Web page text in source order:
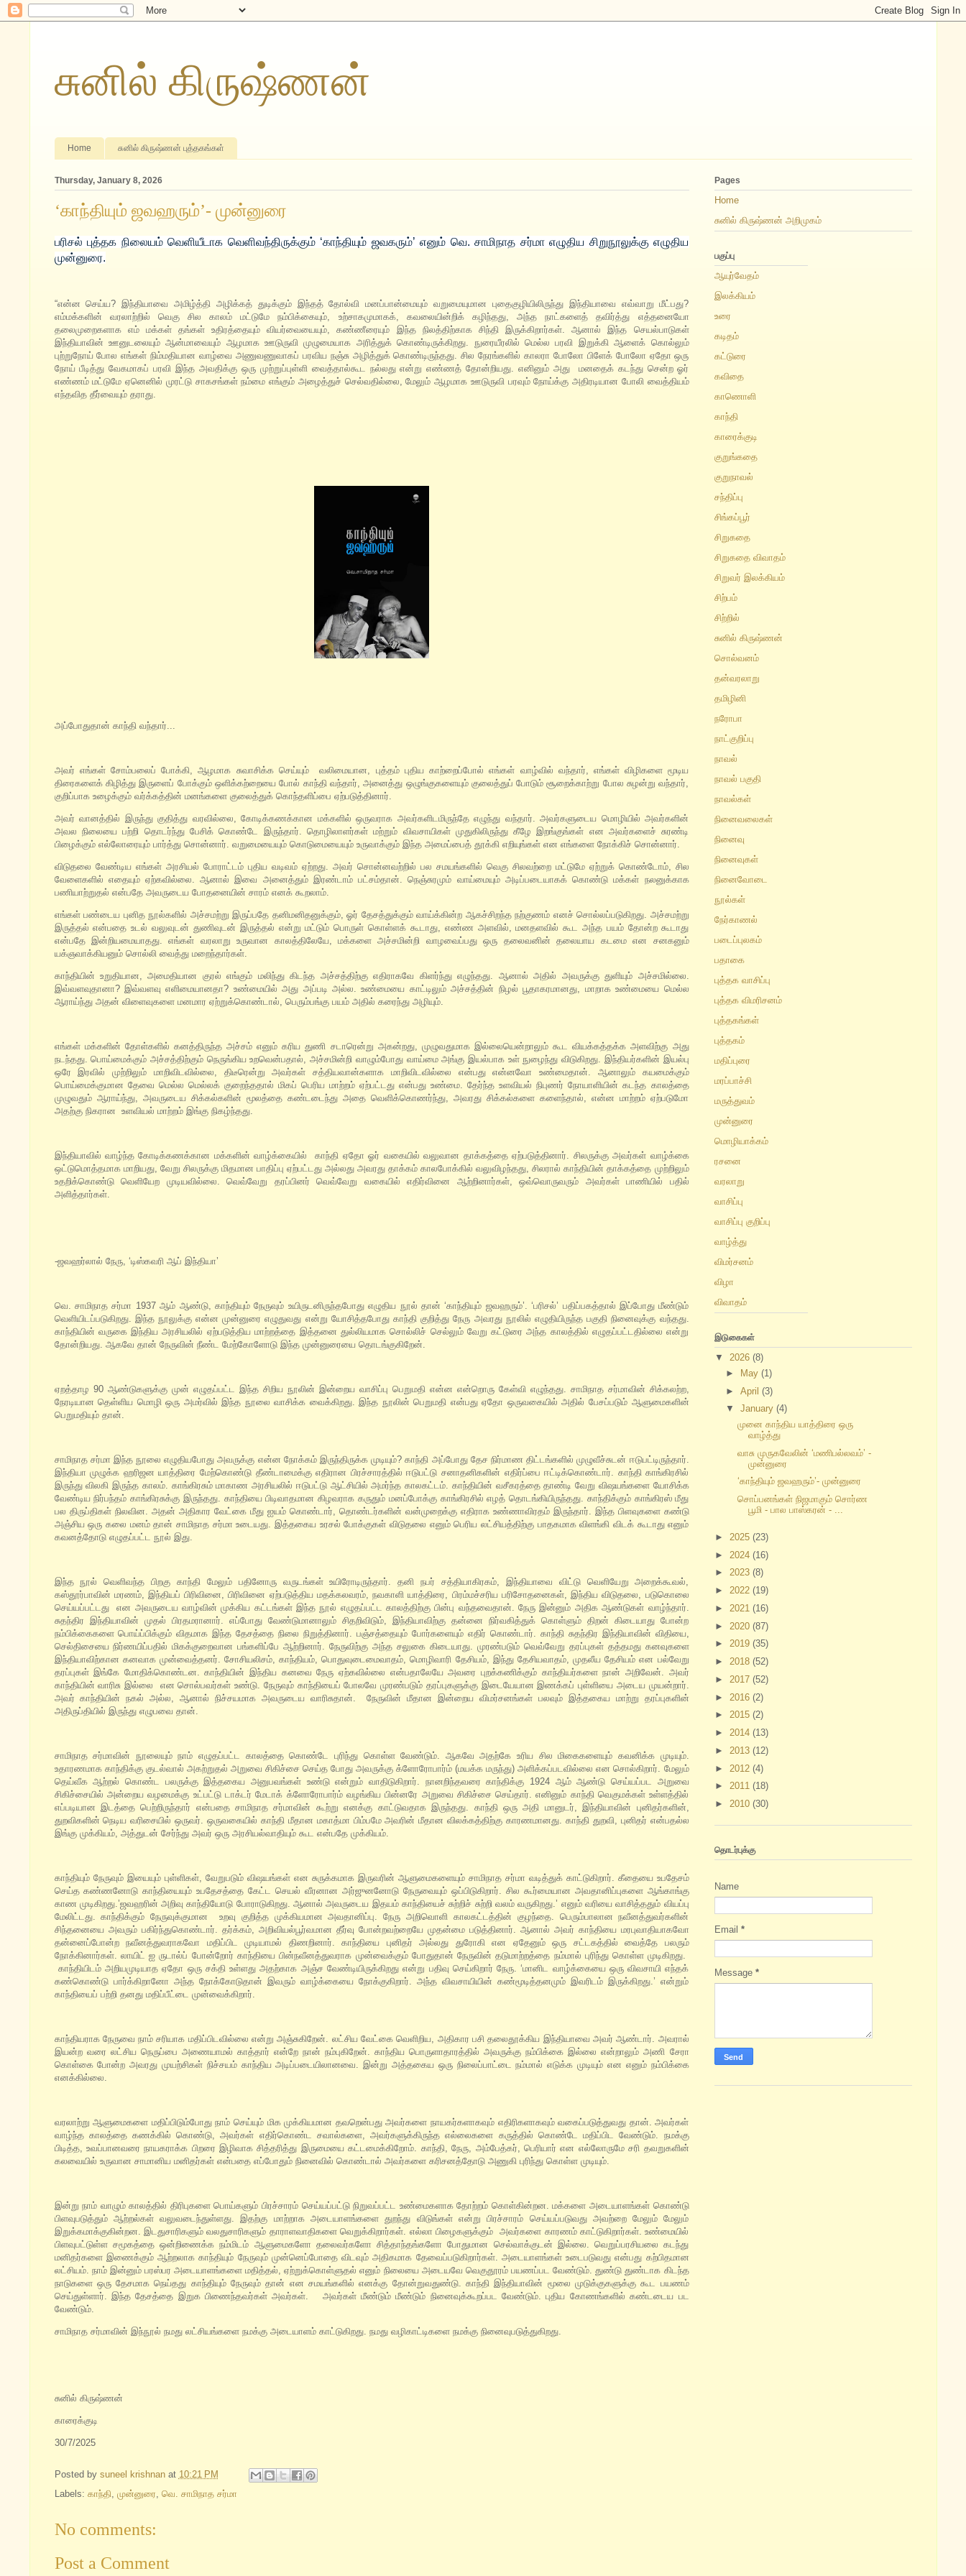
சுனில் கிருஷ்ணன்
Home சுனில் கிருஷ்ணன் புத்தகங்கள்
Thursday, January 8, 2026
‘காந்தியும் ஜவஹரும்’- முன்னுரை
பரிசல் புத்தக நிலையம் வெளியீடாக வெளிவந்திருக்கும் ‘காந்தியும் ஜவகரும்’ எனும் வெ. சாமிநாத சர்மா எழுதிய சிறுநூலுக்கு எழுதிய
முன்னுரை.
“என்ன செய்ய? இந்தியாவை அமிழ்த்தி அழிக்கத் துடிக்கும் இந்தத் தோல்வி மனப்பான்மையும் வறுமையுமான புதைகுழியிலிருந்து இந்தியாவை எவ்வாறு மீட்பது?
எம்மக்களின் வரலாற்றில் வெகு சில காலம் மட்டுமே நம்பிக்கையும், உற்சாகமுமாகக், கவலையின்றிக் கழிந்தது, அந்த நாட்களைத் தவிர்த்து எத்தனையோ
தலைமுறைகளாக எம் மக்கள் தங்கள் உதிரத்தையும் வியர்வையையும், கண்ணீரையும் இந்த நிலத்திற்காக சிந்தி இருக்கிறார்கள். ஆனால் இந்த செயல்பாடுகள்
இந்தியாவின் ஊனுடலையும் ஆன்மாவையும் ஆழமாக ஊடுருவி முழுமையாக அரித்துக் கொண்டிருக்கிறது. நுரையீரலில் மெல்ல பரவி இறுக்கி ஆளைக் கொல்லும்
புற்றுநோய் போல எங்கள் நிம்மதியான வாழ்வை அணுவணுவாகப் பரவிய நஞ்சு அழித்துக் கொண்டிருந்தது. சில நேரங்களில் காலரா போலோ பிளேக் போலோ ஏதோ ஒரு
நோய் பீடித்து வேகமாகப் பரவி இந்த அவதிக்கு ஒரு முற்றுப்புள்ளி வைத்தால்கூட நல்லது என்று எண்ணத் தோன்றியது. எனினும் அது மனதைக் கடந்து சென்ற ஓர்
எண்ணம் மட்டுமே ஏனெனில் முரட்டு சாகசங்கள் நம்மை எங்கும் அழைத்துச் செல்வதில்லை, மேலும் ஆழமாக ஊடுருவி பரவும் நோய்க்கு அதிரடியான போலி வைத்தியம்
எந்தவித தீர்வையும் தராது.
அப்போதுதான் காந்தி வந்தார்...
அவர் எங்கள் சோம்பலைப் போக்கி, ஆழமாக சுவாசிக்க செய்யும் வலிமையான, புத்தம் புதிய காற்றைப்போல் எங்கள் வாழ்வில் வந்தார், எங்கள் விழிகளை மூடிய
திரைகளைக் கிழித்து இருளைப் போக்கும் ஒளிக்கற்றையை போல் காந்தி வந்தார், அனைத்து ஒழுங்குகளையும் குலைத்துப் போடும் சூறைக்காற்று போல சுழன்று வந்தார்,
குறிப்பாக உழைக்கும் வர்க்கத்தின் மனங்களை குலைத்துக் கொந்தளிப்பை ஏற்படுத்தினார்.
அவர் வானத்தில் இருந்து குதித்து வரவில்லை, கோடிக்கணக்கான மக்களில் ஒருவராக அவர்களிடமிருந்தே எழுந்து வந்தார். அவர்களுடைய மொழியில் அவர்களின்
அவல நிலையை பற்றி தொடர்ந்து பேசிக் கொண்டே இருந்தார். தொழிலாளர்கள் மற்றும் விவசாயிகள் முதுகிலிருந்து கீழே இறங்குங்கள் என அவர்களைச் சுரண்டி
பிழைக்கும் எல்லோரையும் பார்த்து சொன்னார். வறுமையையும் கொடுமையையும் உருவாக்கும் இந்த அமைப்பைத் தூக்கி எறியுங்கள் என எங்களை நோக்கிச் சொன்னார்.
விடுதலை வேண்டிய எங்கள் அரசியல் போராட்டம் புதிய வடிவம் ஏற்றது. அவர் சொன்னவற்றில் பல சமயங்களில் வெகு சிலவற்றை மட்டுமே ஏற்றுக் கொண்டோம், சில
வேளைகளில் எதையும் ஏற்கவில்லை. ஆனால் இவை அனைத்தும் இரண்டாம் பட்சம்தான். நெஞ்சுரமும் வாய்மையும் அடிப்படையாகக் கொண்டு மக்கள் நலனுக்காக
பணியாற்றுதல் என்பதே அவருடைய போதனையின் சாரம் எனக் கூறலாம்.
எங்கள் பண்டைய புனித நூல்களில் அச்சமற்று இருப்பதே தனிமனிதனுக்கும், ஓர் தேசத்துக்கும் வாய்க்கின்ற ஆகச்சிறந்த நற்குணம் எனச் சொல்லப்படுகிறது. அச்சமற்று
இருத்தல் என்பதை உடல் வலுவுடன் துணிவுடன் இருத்தல் என்று மட்டும் பொருள் கொள்ளக் கூடாது, எண்ண அளவில், மனதளவில் கூட அந்த பயம் தோன்ற கூடாது
என்பதே இன்றியமையாதது. எங்கள் வரலாறு உருவான காலத்திலேயே, மக்களை அச்சமின்றி வாழவைப்பது ஒரு தலைவனின் தலையாய கடமை என சனகனும்
யக்ஞவாக்கியனும் சொல்லி வைத்து மறைந்தார்கள்.
காந்தியின் உறுதியான, அமைதியான குரல் எங்கும் மலிந்து கிடந்த அச்சத்திற்கு எதிராகவே கிளர்ந்து எழுந்தது. ஆனால் அதில் அவருக்கு துளியும் அச்சமில்லை.
இவ்வளவுதானா? இவ்வளவு எளிமையானதா? உண்மையில் அது அப்படி அல்ல. உண்மையை காட்டிலும் அச்சத்தின் நிழல் பூதாகரமானது, மாறாக உண்மையை மெல்ல
ஆராய்ந்து அதன் விளைவுகளை மனமார ஏற்றுக்கொண்டால், பெரும்பங்கு பயம் அதில் கரைந்து அழியும்.
எங்கள் மக்களின் தோள்களில் கனத்திருந்த அச்சம் எனும் கரிய துணி சடாரென்று அகன்றது, முழுவதுமாக இல்லையென்றாலும் கூட வியக்கத்தக்க அளவிற்கு அது
நடந்தது. பொய்மைக்கும் அச்சத்திற்கும் நெருங்கிய உறவென்பதால், அச்சமின்றி வாழும்போது வாய்மை அங்கு இயல்பாக உள் நுழைந்து விடுகிறது. இந்தியர்களின் இயல்பு
ஒரே இரவில் முற்றிலும் மாறிவிடவில்லை, திடீரென்று அவர்கள் சத்தியவான்களாக மாறிவிடவில்லை என்பது என்னவோ உண்மைதான். ஆனாலும் கயமைக்கும்
பொய்மைக்குமான தேவை மெல்ல மெல்லக் குறைந்ததால் மிகப் பெரிய மாற்றம் ஏற்பட்டது என்பது உண்மை. தேர்ந்த உளவியல் நிபுணர் நோயாளியின் கடந்த காலத்தை
முழுவதும் ஆராய்ந்து, அவருடைய சிக்கல்களின் மூலத்தை கண்டடைந்து அதை வெளிக்கொணர்ந்து, அவரது சிக்கல்களை களைந்தால், என்ன மாற்றம் ஏற்படுமோ
அதற்கு நிகரான உளவியல் மாற்றம் இங்கு நிகழ்ந்தது.
இந்தியாவில் வாழ்ந்த கோடிக்கணக்கான மக்களின் வாழ்க்கையில் காந்தி ஏதோ ஓர் வகையில் வலுவான தாக்கத்தை ஏற்படுத்தினார். சிலருக்கு அவர்கள் வாழ்க்கை
ஒட்டுமொத்தமாக மாறியது, வேறு சிலருக்கு மிதமான பாதிப்பு ஏற்பட்டது அல்லது அவரது தாக்கம் காலபோக்கில் வலுவிழந்தது, சிலரால் காந்தியின் தாக்கத்தை முற்றிலும்
உதறிக்கொண்டு வெளியேற முடியவில்லை. வெவ்வேறு தரப்பினர் வெவ்வேறு வகையில் எதிர்வினை ஆற்றினார்கள், ஒவ்வொருவரும் அவர்கள் பாணியில் பதில்
அளித்தார்கள்.
-ஜவஹர்லால் நேரு, ‘டிஸ்கவரி ஆப் இந்தியா’
வெ. சாமிநாத சர்மா 1937 ஆம் ஆண்டு, காந்தியும் நேருவும் உயிருடனிருந்தபோது எழுதிய நூல் தான் ‘காந்தியும் ஜவஹரும்’. ‘பரிசல்’ பதிப்பகத்தால் இப்போது மீண்டும்
வெளியிடப்படுகிறது. இந்த நூலுக்கு என்ன முன்னுரை எழுதுவது என்று யோசித்தபோது காந்தி குறித்து நேரு அவரது நூலில் எழுதியிருந்த பகுதி நினைவுக்கு வந்தது.
காந்தியின் வருகை இந்திய அரசியலில் ஏற்படுத்திய மாற்றத்தை இத்தனை துல்லியமாக சொல்லிச் செல்லும் வேறு கட்டுரை அந்த காலத்தில் எழுதப்பட்டதில்லை என்று
தோன்றியது. ஆகவே தான் நேருவின் நீண்ட மேற்கோளோடு இந்த முன்னுரையை தொடங்குகிறேன்.
ஏறத்தாழ 90 ஆண்டுகளுக்கு முன் எழுதப்பட்ட இந்த சிறிய நூலின் இன்றைய வாசிப்பு பெறுமதி என்ன என்றொரு கேள்வி எழுந்தது. சாமிநாத சர்மாவின் சிக்கலற்ற,
நேரடியான தெள்ளிய மொழி ஒரு அமர்வில் இந்த நூலை வாசிக்க வைக்கிறது. இந்த நூலின் பெறுமதி என்பது ஏதோ ஒருவகையில் அதில் பேசப்படும் ஆளுமைகளின்
பெறுமதியும் தான்.
சாமிநாத சர்மா இந்த நூலை எழுதியபோது அவருக்கு என்ன நோக்கம் இருந்திருக்க முடியும்? காந்தி அப்போது தேச நிர்மாண திட்டங்களில் முழுவீச்சுடன் ஈடுபட்டிருந்தார்.
இந்தியா முழுக்க ஹரிஜன யாத்திரை மேற்கொண்டு தீண்டாமைக்கு எதிரான பிரச்சாரத்தில் ஈடுபட்டு சனாதனிகளின் எதிர்ப்பை ஈட்டிக்கொண்டார். காந்தி காங்கிரசில்
இருந்து விலகி இருந்த காலம். காங்கிரசும் மாகாண அரசியலில் ஈடுபட்டு ஆட்சியில் அமர்ந்த காலகட்டம். காந்தியின் வசீகரத்தை தாண்டி வேறு விஷயங்களை யோசிக்க
வேண்டிய நிர்பந்தம் காங்கிரசுக்கு இருந்தது. காந்தியை பிடிவாதமான கிழவராக கருதும் மனப்போக்கு காங்கிரசில் எழத் தொடங்கியிருந்தது. காந்திக்கும் காங்கிரஸ் மீது
பல திருப்திகள் நிலவின. அதன் அதிகார வேட்கை மீது ஐயம் கொண்டார், தொண்டர்களின் வன்முறைக்கு எதிராக உண்ணாவிரதம் இருந்தார். இந்த பிளவுகளை கண்டு
அஞ்சிய ஒரு கலை மனம் தான் சாமிநாத சர்மா உடையது. இத்தகைய உரசல் போக்குகள் விடுதலை எனும் பெரிய லட்சியத்திற்கு பாதகமாக விளங்கி விடக் கூடாது எனும்
கவனத்தோடு எழுதப்பட்ட நூல் இது.
இந்த நூல் வெளிவந்த பிறகு காந்தி மேலும் பதினோரு வருடங்கள் உயிரோடிருந்தார். தனி நபர் சத்தியாகிரகம், இந்தியாவை விட்டு வெளியேறு அறைக்கூவல்,
கஸ்தூர்பாவின் மரணம், இந்தியப் பிரிவினை, பிரிவினை ஏற்படுத்திய மதக்கலவரம், நவகாளி யாத்திரை, பிரம்மச்சரிய பரிசோதனைகள், இந்திய விடுதலை, படுகொலை
செய்யப்பட்டது என அவருடைய வாழ்வின் முக்கிய கட்டங்கள் இந்த நூல் எழுதப்பட்ட காலத்திற்கு பின்பு வந்தவைதான். நேரு இன்னும் அதிக ஆண்டுகள் வாழ்ந்தார்.
சுதந்திர இந்தியாவின் முதல் பிரதமரானார். எப்போது வேண்டுமானாலும் சிதறிவிடும், இந்தியாவிற்கு தன்னை நிர்வகித்துக் கொள்ளும் திறன் கிடையாது போன்ற
நம்பிக்கைகளை பொய்ப்பிக்கும் விதமாக இந்த தேசத்தை நிலை நிறுத்தினார். பஞ்சத்தையும் போர்களையும் எதிர் கொண்டார். காந்தி சுதந்திர இந்தியாவின் விதியை,
செல்திசையை நிர்ணயிப்பதில் மிகக்குறைவான பங்களிப்பே ஆற்றினார். நேருவிற்கு அந்த சலுகை கிடையாது. முரண்படும் வெவ்வேறு தரப்புகள் தத்தமது கனவுகளை
இந்தியாவிற்கான கனவாக முன்வைத்தனர். சோசியலிசம், காந்தியம், பொதுவுடைமைவாதம், மொழிவாரி தேசியம், இந்து தேசியவாதம், முதலீய தேசியம் என பல்வேறு
தரப்புகள் இங்கே மோதிக்கொண்டன. காந்தியின் இந்திய கனவை நேரு ஏற்கவில்லை என்பதாலேயே அவரை புறக்கணிக்கும் காந்தியர்களை நான் அறிவேன். அவர்
காந்தியின் வாரிசு இல்லை என சொல்பவர்கள் உண்டு. நேருவும் காந்தியைப் போலவே முரண்படும் தரப்புகளுக்கு இடையேயான இணக்கப் புள்ளியை அடைய முயன்றார்.
அவர் காந்தியின் நகல் அல்ல, ஆனால் நிச்சயமாக அவருடைய வாரிசுதான். நேருவின் மீதான இன்றைய விமர்சனங்கள் பலவும் இத்தகைய மாற்று தரப்புகளின்
அதிருப்தியில் இருந்து எழுபவை தான்.
சாமிநாத சர்மாவின் நூலையும் நாம் எழுதப்பட்ட காலத்தை கொண்டே புரிந்து கொள்ள வேண்டும். ஆகவே அதற்கே உரிய சில மிகைகளையும் கவனிக்க முடியும்.
உதாரணமாக காந்திக்கு குடல்வால் அகற்றுதல் அறுவை சிகிச்சை செய்த போது அவருக்கு க்ளோரோபார்ம் (மயக்க மருந்து) அளிக்கப்படவில்லை என சொல்கிறார். மேலும்
தெய்வீக ஆற்றல் கொண்ட பலருக்கு இத்தகைய அனுபவங்கள் உண்டு என்றும் வாதிடுகிறார். நானறிந்தவரை காந்திக்கு 1924 ஆம் ஆண்டு செய்யப்பட அறுவை
சிகிச்சையில் அன்றைய வழமைக்கு உட்பட்டு டாக்டர் மேடாக் க்ளோரோபார்ம் வழங்கிய பின்னரே அறுவை சிகிச்சை செய்தார். எனினும் காந்தி வெகுமக்கள் உள்ளத்தில்
எப்படியான இடத்தை பெற்றிருந்தார் என்பதை சாமிநாத சர்மாவின் கூற்று எனக்கு காட்டுவதாக இருந்தது. காந்தி ஒரு அதி மானுடர், இந்தியாவின் புனிதர்களின்,
துறவிகளின் நெடிய வரிசையில் ஒருவர். ஒருவகையில் காந்தி மீதான மகாத்மா பிம்பமே அவரின் மீதான விலக்கத்திற்கு காரணமானது. காந்தி துறவி, புனிதர் என்பதல்ல
இங்கு முக்கியம், அத்துடன் சேர்ந்து அவர் ஒரு அரசியல்வாதியும் கூட என்பதே முக்கியம்.
காந்தியும் நேருவும் இயையும் புள்ளிகள், வேறுபடும் விஷயங்கள் என சுருக்கமாக இருவரின் ஆளுமைகளையும் சாமிநாத சர்மா வடித்துக் காட்டுகிறார். கீதையை உபதேசம்
செய்த கண்ணனோடு காந்தியையும் உபதேசத்தை கேட்ட செயல் வீரனான அர்ஜுனனோடு நேருவையும் ஒப்பிடுகிறார். சில கூர்மையான அவதானிப்புகளை ஆங்காங்கு
காண முடிகிறது.’ஜவஹரின் அறிவு காந்தியோடு போராடுகிறது. ஆனால் அவருடைய இதயம் காந்தியைச் சுற்றிச் சுற்றி வலம் வருகிறது.’ எனும் வரியை வாசித்ததும் வியப்பு
மேலிட்டது. காந்திக்கும் நேருவுக்குமான உறவு குறித்த முக்கியமான அவதானிப்பு. நேரு அறிவொளி காலகட்டத்தின் குழந்தை. பெரும்பாலான நவீனத்துவர்களின்
சிந்தனையை அவரும் பகிர்ந்துகொண்டார். தர்க்கம், அறிவியல்பூர்வமான தீர்வு போன்றவற்றையே முதன்மை படுத்தினார். ஆனால் அவர் காந்தியை மரபுவாதியாகவோ
தன்னைப்போன்ற நவீனத்துவராகவோ மதிப்பிட முடியாமல் திணறினார். காந்தியை புனிதர் அல்லது துரோகி என ஏதேனும் ஒரு சட்டகத்தில் வைத்தே பலரும்
நோக்கினார்கள். லாயிட் ஐ ருடால்ப் போன்றோர் காந்தியை பின்நவீனத்துவராக முன்வைக்கும் போதுதான் நேருவின் தடுமாற்றத்தை நம்மால் புரிந்து கொள்ள முடிகிறது.
காந்தியிடம் அறியமுடியாத ஏதோ ஒரு சக்தி உள்ளது அதற்காக அஞ்ச வேண்டியிருக்கிறது என்று பதிவு செய்கிறார் நேரு. ‘மானிட வாழ்க்கையை ஒரு விவசாயி எந்தக்
கண்கொண்டு பார்க்கிறானோ அந்த நோக்கோடுதான் இவரும் வாழ்க்கையை நோக்குகிறார். அந்த விவசாயியின் கண்மூடித்தனமும் இவரிடம் இருக்கிறது.’ என்றும்
காந்தியைப் பற்றி தனது மதிப்பீட்டை முன்வைக்கிறார்.
காந்தியராக நேருவை நாம் சரியாக மதிப்பிடவில்லை என்று அஞ்சுகிறேன். லட்சிய வேட்கை வெளிறிய, அதிகார பசி தலைதூக்கிய இந்தியாவை அவர் ஆண்டார். அவரால்
இயன்ற வரை லட்சிய நெருப்பை அணையாமல் காத்தார் என்றே நான் நம்புகிறேன். காந்திய பொருளாதாரத்தில் அவருக்கு நம்பிக்கை இல்லை என்றாலும் அணி சேரா
கொள்கை போன்ற அவரது முயற்சிகள் நிச்சயம் காந்திய அடிப்படையிலானவை. இன்று அத்தகைய ஒரு நிலைப்பாட்டை நம்மால் எடுக்க முடியும் என எனும் நம்பிக்கை
எனக்கில்லை.
வரலாற்று ஆளுமைகளை மதிப்பிடும்போது நாம் செய்யும் மிக முக்கியமான தவறென்பது அவர்களை நாயகர்களாகவும் எதிரிகளாகவும் வகைப்படுத்துவது தான். அவர்கள்
வாழ்ந்த காலத்தை கணக்கில் கொண்டு, அவர்கள் எதிர்கொண்ட சவால்களை, அவர்களுக்கிருந்த எல்லைகளை கருத்தில் கொண்டே மதிப்பிட வேண்டும். நமக்கு
பிடித்த, உவப்பானவரை நாயகராக்க பிறரை இழிவாக சித்தரித்து இருமையை கட்டமைக்கிறோம். காந்தி, நேரு, அம்பேத்கர், பெரியார் என எல்லோருமே சரி தவறுகளின்
கலவையில் உருவான சாமானிய மனிதர்கள் என்பதை எப்போதும் நினைவில் கொண்டால் அவர்களை கரிசனத்தோடு அணுகி புரிந்து கொள்ள முடியும்.
இன்று நாம் வாழும் காலத்தில் திரிபுகளை பொய்களும் பிரச்சாரம் செய்யப்பட்டு நிறுவப்பட்ட உண்மைகளாக தோற்றம் கொள்கின்றன. மக்களை அடையாளங்கள் கொண்டு
பிளவுபடுத்தும் ஆற்றல்கள் வலுவடைந்துள்ளது. இதற்கு மாற்றாக அடையாளங்களை துறந்து விடுங்கள் என்று பிரச்சாரம் செய்யப்படுவது அவற்றை மேலும் மேலும்
இறுக்கமாக்குகின்றன. இடதுசாரிகளும் வலதுசாரிகளும் தாராளவாதிகளை வெறுக்கிறார்கள். எல்லா பிழைகளுக்கும் அவர்களை காரணம் காட்டுகிறார்கள். உண்மையில்
பிளவுபட்டுள்ள சமூகத்தை ஒன்றிணைக்க நம்மிடம் ஆளுமைகளோ தலைவர்களோ சித்தாந்தங்களோ போதுமான செல்வாக்குடன் இல்லை. வெறுப்பரசியலை கடந்து
மனிதர்களை இணைக்கும் ஆற்றலாக காந்தியும் நேருவும் முன்னெப்போதை விடவும் அதிகமாக தேவைப்படுகிறார்கள். அடையாளங்கள் உடைபடுவது என்பது கற்பிதமான
லட்சியம். நாம் இன்னும் பரஸ்பர அடையாளங்களை மதித்தல், ஏற்றுக்கொள்ளுதல் எனும் நிலையை அடையவே வெகுதூரம் பயணப்பட வேண்டும். துண்டு துண்டாக கிடந்த
நாடுகளை ஒரு தேசமாக நெய்தது காந்தியும் நேருவும் தான் என சமயங்களில் எனக்கு தோன்றுவதுண்டு. காந்தி இந்தியாவின் மூலை முடுக்குகளுக்கு கூட பயணம்
செய்துள்ளார். இந்த தேசத்தை இறுக பிணைந்தவர்கள் அவர்கள். அவர்கள் மீண்டும் மீண்டும் நினைவுக்கூறப்பட வேண்டும். புதிய கோணங்களில் கண்டடைய பட
வேண்டும்.
சாமிநாத சர்மாவின் இந்நூல் நமது லட்சியங்களை நமக்கு அடையாளம் காட்டுகிறது. நமது வழிகாட்டிகளை நமக்கு நினைவுபடுத்துகிறது.
சுனில் கிருஷ்ணன்
காரைக்குடி
30/7/2025
Posted by suneel krishnan at 10:21 PM
Labels: காந்தி, முன்னுரை, வெ. சாமிநாத சர்மா
No comments:
Post a Comment
Pages
Home
சுனில் கிருஷ்ணன் அறிமுகம்
பகுப்பு
ஆயுர்வேதம்
இலக்கியம்
உரை
கடிதம்
கட்டுரை
கவிதை
காணொளி
காந்தி
காரைக்குடி
குறுங்கதை
குறுநாவல்
சந்திப்பு
சிங்கப்பூர்
சிறுகதை
சிறுகதை விவாதம்
சிறுவர் இலக்கியம்
சிற்பம்
சிற்றில்
சுனில் கிருஷ்ணன்
சொல்வனம்
தன்வரலாறு
தமிழினி
நரோபா
நாட்குறிப்பு
நாவல்
நாவல் பகுதி
நாவல்கள்
நினைவலைகள்
நினைவு
நினைவுகள்
நினைவோடை
நூல்கள்
நேர்காணல்
படைப்புலகம்
பதாகை
புத்தக வாசிப்பு
புத்தக விமரிசனம்
புத்தகங்கள்
புத்தகம்
மதிப்புரை
மரப்பாச்சி
மருத்துவம்
முன்னுரை
மொழியாக்கம்
ரசனை
வரலாறு
வாசிப்பு
வாசிப்பு குறிப்பு
வாழ்த்து
விமர்சனம்
விழா
விவாதம்
இடுகைகள்
▼ 2026 (8)
►
May(1)
►April(3)
▼January(4)
முனை காந்திய யாத்திரை ஒரு
வாழ்த்து
வாசு முருகவேலின் ‘மணிபல்லவம்’ -
முன்னுரை
‘காந்தியும் ஜவஹரும்’- முன்னுரை
சொப்பனங்கள் நிஜமாகும் சொர்ண
பூமி - பால பாஸ்கரன் - ...
► 2025 (23)
► 2024 (16)
► 2023 (8)
► 2022 (19)
► 2021 (16)
► 2020 (87)
► 2019 (35)
► 2018 (52)
► 2017 (52)
► 2016 (2)
► 2015 (2)
► 2014 (13)
► 2013 (12)
► 2012 (4)
► 2011 (18)
► 2010 (30)
தொடர்புக்கு
Name
Email *
Message *